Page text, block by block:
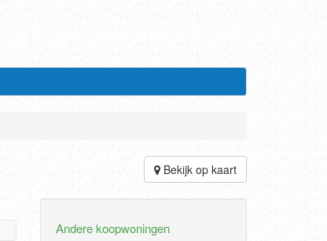
Bekijk op kaart
Andere koopwoningen